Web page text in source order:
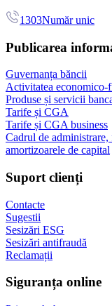
1303Număr unic
Publicarea
Guvernanța băncii
Activitatea economico-
Produse și servicii
Tarife și CGA
Tarife și CGA business
Cadrul de
amortizoarele de capital
Suport clienți
Contacte
Sugestii
Sesizări ESG
Sesizări antifraudă
Reclamații
Siguranța online